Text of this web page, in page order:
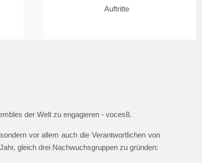
Auftritte
der Welt zu engagieren - voces8.
vor allem auch die Verantwortlichen von
gleich drei Nachwuchsgruppen zu gründen: